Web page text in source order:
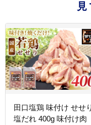
田口塩鶏 味付け せせ
塩だれ 400g 味付け肉